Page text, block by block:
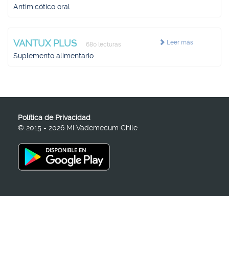
Antimicótico oral
Leer más
VANTUX PLUS 680 lecturas
Suplemento alimentario
Política de Privacidad
© 2015 - 2026 Mi Vademecum Chile